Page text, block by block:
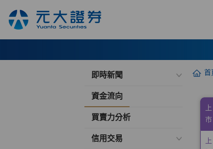
即時新聞
資金流向
買賣力分析
信用交易
首